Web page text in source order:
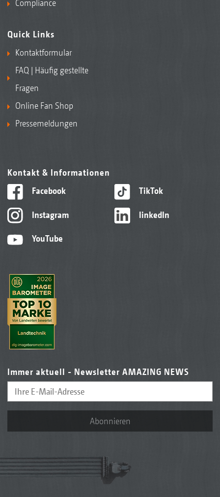
Compliance
Quick Links
Kontaktformular
FAQ | Häufig gestellte
Fragen
Online Fan Shop
Pressemeldungen
Kontakt & Informationen
Facebook
Instagram
YouTube
TikTok
linkedIn
Immer aktuell - Newsletter AMAZING NEWS
Abonnieren